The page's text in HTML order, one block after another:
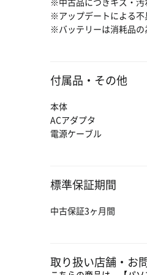
※アップデートによる不
※バッテリーは消耗品の
付属品・その他
本体
ACアダプタ
電源ケーブル
標準保証期間
中古保証3ヶ月間
取り扱い店舗・お